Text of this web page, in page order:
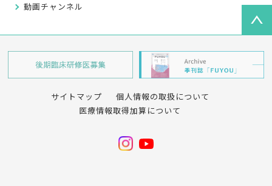
動画チャンネル
サイトマップ
個人情報の取扱について
医療情報取得加算について